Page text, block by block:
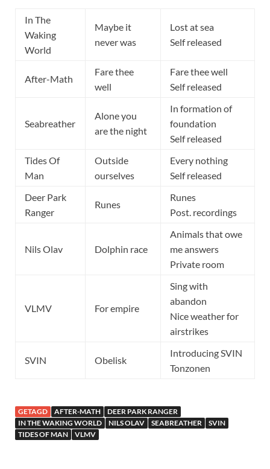
In The
Waking
World
Maybe it
never was
Lost at sea
Self released
After-Math
Fare thee
well
Fare thee well
Self released
Seabreather
Alone you
are the night
In formation of
foundation
Self released
Tides Of
Man
Outside
ourselves
Every nothing
Self released
Deer Park
Ranger
Runes
Runes
Post. recordings
Nils Olav Dolphin race
Animals that owe
me answers
Private room
VLMV For empire
Sing with
abandon
Nice weather for
airstrikes
SVIN Obelisk
Introducing SVIN
Tonzonen
GETAGD AFTER-MATH
DEER PARK RANGER
IN THE WAKING WORLD
NILS OLAV SEABREATHER
SVIN
TIDES OF MAN
VLMV